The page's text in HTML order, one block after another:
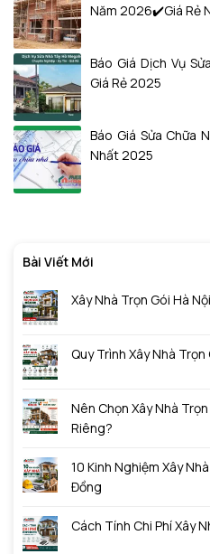
Bài Viết Mới
Xây Nhà Trọn Gói Hà
Quy Trình Xây Nhà
Nên Chọn Xây Nhà
Riêng?
10 Kinh Nghiệm Xây
Đồng
Cách Tính Chi Phí Xây
Năm 2026✔️Giá Rẻ
Báo Giá Dịch Vụ
Giá Rẻ 2025
Báo Giá Sửa Chữa
Nhất 2025